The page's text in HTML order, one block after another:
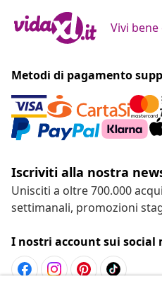
Vivi
Metodi di pagamento
Iscriviti alla nostra
Unisciti a oltre 700.000
settimanali, promozioni
I nostri account sui social